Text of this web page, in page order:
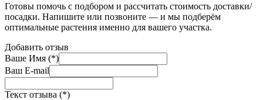
Готовы помочь с подбором и рассчитать стоимость доставки/
посадки. Напишите или позвоните — и мы подберём
оптимальные растения именно для вашего участка.
Добавить отзыв
Ваше Имя (*)
Ваш E-mail
Текст отзыва (*)